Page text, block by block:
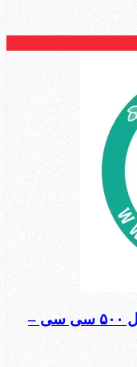
آبجو بدون الکل کلاسیک آپوستل ۵۰۰ سی سی –